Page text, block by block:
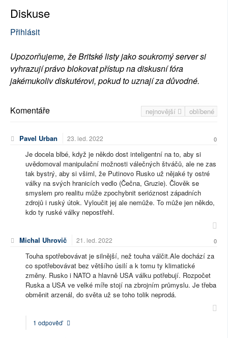
Diskuse
Přihlásit
Upozorňujeme, že Britské listy jako soukromý server si
vyhrazují právo blokovat přístup na diskusní fóra
jakémukoliv diskutérovi, pokud to uznají za důvodné.
nejnovější oblíbené
Komentáře
Pavel Urban 23. led. 2022 0
Je docela blbé, když je někdo dost inteligentní na to, aby si
uvědomoval manipulační možnosti válečných štváčů, ale ne zas
tak bystrý, aby si všiml, že Putinovo Rusko už nějaké ty ostré
války na svých hranicích vedlo (Čečna, Gruzie). Člověk se
smyslem pro realitu může zpochybnit serióznost západních
zdrojů i ruský útok. Vyloučit jej ale nemůže. To může jen někdo,
kdo ty ruské války nepostřehl.
Michal Uhrovič 21. led. 2022 0
Touha spotřebovávat je silnější, než touha válčit.Ale dochází za
co spotřebovávat bez většího úsilí a k tomu ty klimatické
změny. Rusko i NATO a hlavně USA válku potřebují. Rozpočet
Ruska a USA ve velké míře stojí na zbrojním průmyslu. Je třeba
obměnit arzenál, do světa už se toho tolik neprodá.
1 odpověď